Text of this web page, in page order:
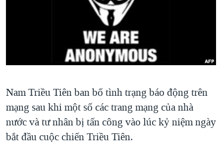
NGƯỜI VIỆT HẢI NGOẠI
KHOA HỌC
THỂ THAO
GIÁO DỤC
HÀNH TRÌNH BẦU CỬ 2024
MỘT NĂM CHIẾN TRANH TẠI DẢI GAZA
GIẢI MÃ VÀNH ĐAI & CON ĐƯỜNG
TRỊNH VĨNH BÌNH - NGƯỜI HẠ 'BÊN THẮNG CUỘC'
GROUND ZERO – XƯA VÀ NAY
CHI PHÍ CHIẾN TRANH AFGHANISTAN
CÁC GIÁ TRỊ CỘNG HÒA Ở VIỆT NAM
Ngôn ngữ khác
Nam Triều Tiên ban bố tình trạng báo động trên
mạng sau khi một số các trang mạng của nhà
nước và tư nhân bị tấn công vào lúc kỷ niệm ngày
bắt đầu cuộc chiến Triều Tiên.